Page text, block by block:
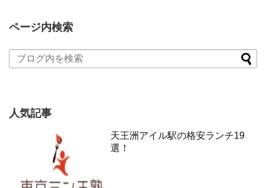
ページ内検索
人気記事
天王洲アイル駅の格安ランチ19
選！